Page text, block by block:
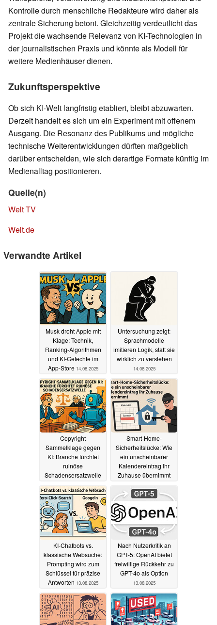
Kontrolle durch menschliche Redakteure wird daher als
zentrale Sicherung betont. Gleichzeitig verdeutlicht das
Projekt die wachsende Relevanz von KI-Technologien in
der journalistischen Praxis und könnte als Modell für
weitere Medienhäuser dienen.
Zukunftsperspektive
Ob sich KI-Welt langfristig etabliert, bleibt abzuwarten.
Derzeit handelt es sich um ein Experiment mit offenem
Ausgang. Die Resonanz des Publikums und mögliche
technische Weiterentwicklungen dürften maßgeblich
darüber entscheiden, wie sich derartige Formate künftig im
Medienalltag positionieren.
Quelle(n)
Welt TV
Welt.de
Verwandte Artikel
Musk droht Apple mit
Klage: Technik,
Ranking-Algorithmen
und KI-Gefechte im
App-Store 14.08.2025
Untersuchung zeigt:
Sprachmodelle
imitieren Logik, statt sie
wirklich zu verstehen
14.08.2025
Copyright
Sammelklage gegen
KI: Branche fürchtet
ruinöse
Schadensersatzwelle
13.08.2025
Smart-Home-
Sicherheitslücke: Wie
ein unscheinbarer
Kalendereintrag Ihr
Zuhause übernimmt
13.08.2025
KI-Chatbots vs.
klassische Websuche:
Prompting wird zum
Schlüssel für präzise
Antworten 13.08.2025
Nach Nutzerkritik an
GPT-5: OpenAI bietet
freiwillige Rückkehr zu
GPT-4o als Option
13.08.2025